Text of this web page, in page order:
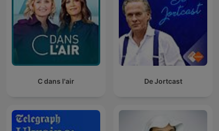
C dans l'air De Jortcast